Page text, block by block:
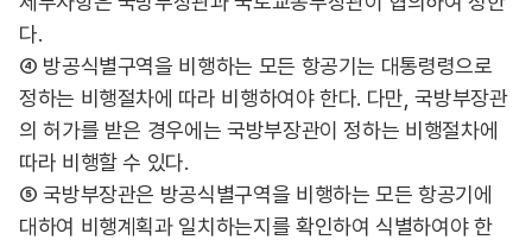
다.
④ 방공식별구역을 비행하는 모든 항공기는 대통령령으로
정하는 비행절차에 따라 비행하여야 한다. 다만, 국방부장관
의 허가를 받은 경우에는 국방부장관이 정하는 비행절차에
따라 비행할 수 있다.
⑤ 국방부장관은 방공식별구역을 비행하는 모든 항공기에
대하여 비행계획과 일치하는지를 확인하여 식별하여야 한